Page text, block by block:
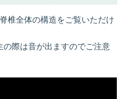
椎全体の構造をご覧いただけ
際は音が出ますのでご注意